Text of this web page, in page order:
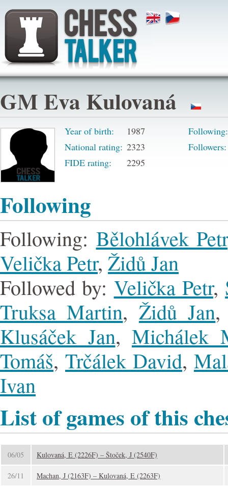
GM Eva Kulovaná
Year of birth:
1987
National rating: 2323
FIDE rating:
2295
Following:
Followers:
Following
Following: Bělohlávek Petr
Velička Petr, Židů Jan
Followed by: Velička Petr,
Truksa Martin, Židů Jan
Klusáček Jan, Michálek
Tomáš, Trčálek David,
Ivan
List of games of this
06/05 Kulovaná, E (2226F) – Štoček, J (2540F)
26/11 Machan, J (2163F) – Kulovaná, E (2263F)